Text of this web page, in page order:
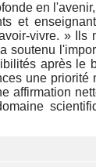
en
et
vivre. » Ils
soutenu
après le
une priorité
affirmation